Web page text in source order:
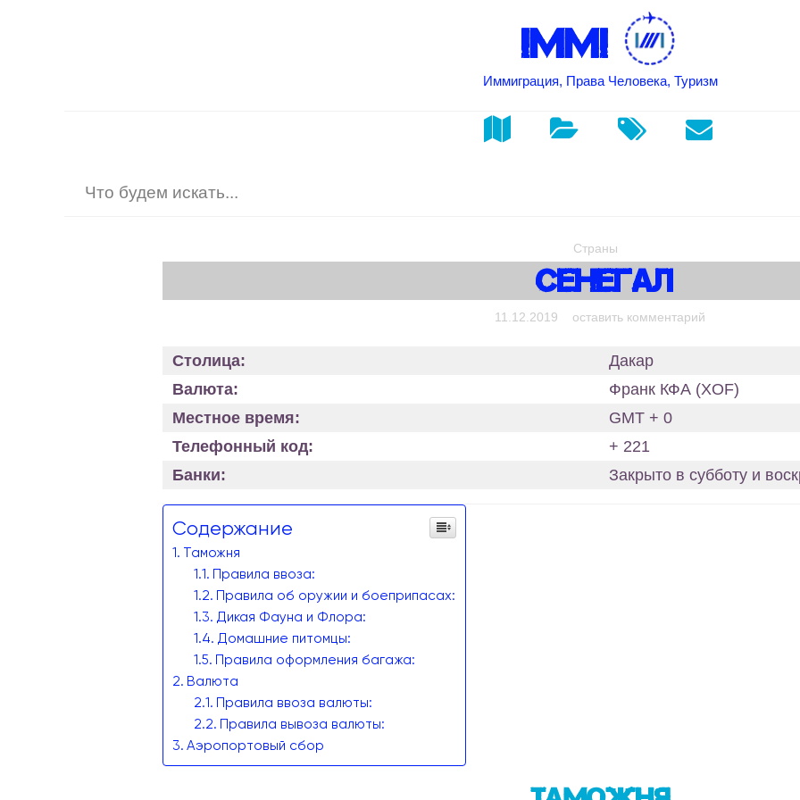
IMMI
Иммиграция, Права Человека, Туризм
Страны
Сенегал
11.12.2019 оставить комментарий
Столица:
Дакар
Валюта:
Франк КФА (XOF)
Местное время:
GMT + 0
Телефонный код:
+ 221
Банки:
Закрыто в субботу и
Содержание
Таможня
Правила ввоза:
Правила об оружии и боеприпасах:
Дикая Фауна и Флора:
Домашние питомцы:
Правила оформления багажа:
Валюта
Правила ввоза валюты:
Правила вывоза валюты:
Аэропортовый сбор